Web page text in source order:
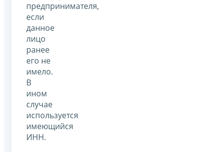
предпринимателя,
если
данное
лицо
ранее
его не
имело.
В
ином
случае
используется
имеющийся
ИНН.